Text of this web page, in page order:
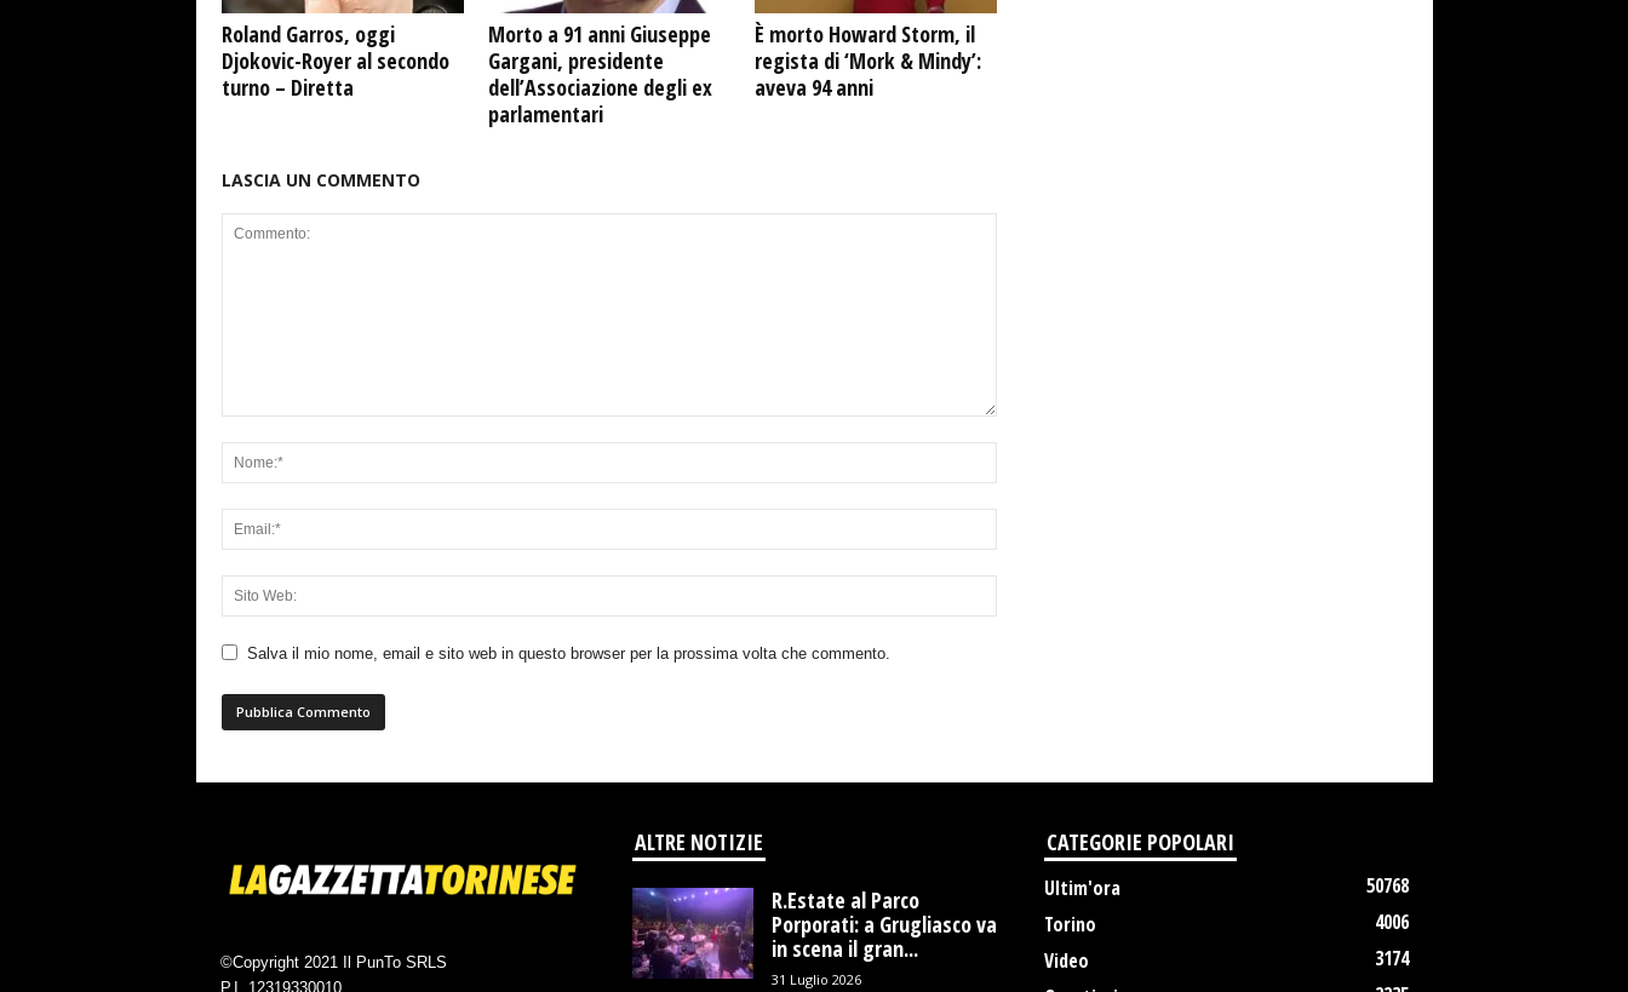
Roland Garros, oggi
Djokovic-Royer al secondo
turno – Diretta
Morto a 91 anni Giuseppe
Gargani, presidente
dell’Associazione degli ex
parlamentari
È morto Howard Storm, il
regista di ‘Mork & Mindy’:
aveva 94 anni
LASCIA UN COMMENTO
Salva il mio nome, email e sito web in questo browser per la prossima volta che commento.
©Copyright 2021 Il PunTo SRLS
P.I. 12319330010
ALTRE NOTIZIE
R.Estate al Parco
Porporati: a Grugliasco va
in scena il gran...
31 Luglio 2026
CATEGORIE POPOLARI
Ultim'ora
50768
Torino
4006
Video
3174